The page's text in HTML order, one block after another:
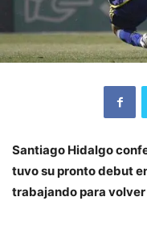
Santiago Hidalgo
tuvo su pronto debut
trabajando para